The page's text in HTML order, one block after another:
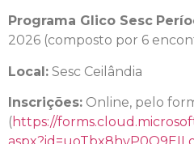
Programa Glico Sesc
2026 (composto por 6
Local: Sesc Ceilândia
Inscrições: Online, pelo
( https://forms.cloud.